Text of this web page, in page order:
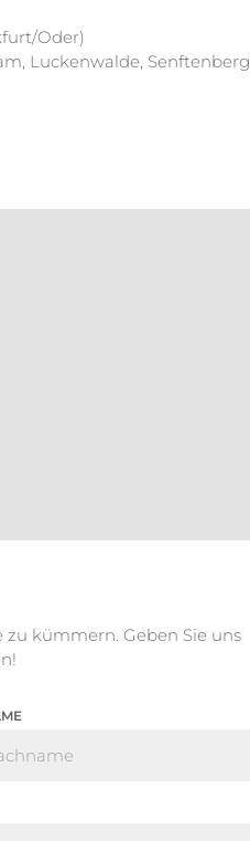
Oder)
Luckenwalde, Senftenberg
kümmern. Geben Sie uns